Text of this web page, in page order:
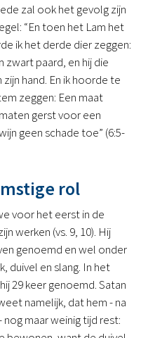
zal ook het gevolg zijn
“En toen het Lam het
ik het derde dier zeggen:
zwart paard, en hij die
hand. En ik hoorde te
zeggen: Een maat
gerst voor een
geen schade toe” (6:5-
rol
voor het eerst in de
werken (vs. 9, 10). Hij
genoemd en wel onder
duivel en slang. In het
29 keer genoemd. Satan
namelijk, dat hem - na
maar weinig tijd rest: